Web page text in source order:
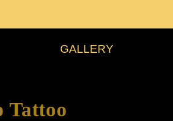
GALLERY
Tattoo